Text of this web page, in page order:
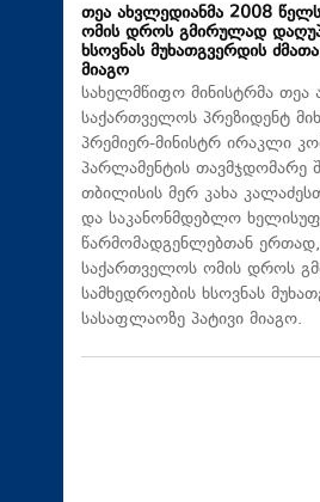
თეა ახვლედიანმა 2008
ომის დროს გმირულად
ხსოვნას მუხათგვერდის
მიაგო
სახელმწიფო მინისტრმა თეა
საქართველოს პრეზიდენტ
პრემიერ-მინისტრ ირაკლი
პარლამენტის თავმჯდომარე
თბილისის მერ კახა
და საკანონმდებლო
წარმომადგენლებთან
საქართველოს ომის დროს
სამხედროების ხსოვნას
სასაფლაოზე პატივი მიაგო.